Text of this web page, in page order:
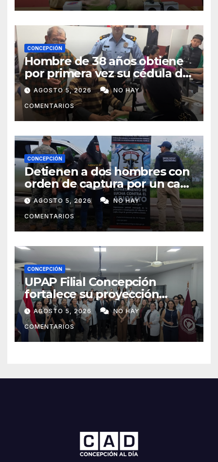
CONCEPCIÓN
Hombre de 38 años obtiene
por primera vez su cédula de
identidad en Concepción
AGOSTO 5, 2026 NO HAY
COMENTARIOS
CONCEPCIÓN
Detienen a dos hombres con
orden de captura por un caso
de abigeato
AGOSTO 5, 2026 NO HAY
COMENTARIOS
CONCEPCIÓN
UPAP Filial Concepción
fortalece su proyección
internacional con la visita del
Prof. Dr. Antonio Castaño,
referente de la Universidad
de Sevilla
AGOSTO 5, 2026 NO HAY
COMENTARIOS